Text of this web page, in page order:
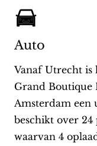
Auto
Vanaf Utrecht is
Grand Boutique
Amsterdam een
beschikt over
waarvan 4